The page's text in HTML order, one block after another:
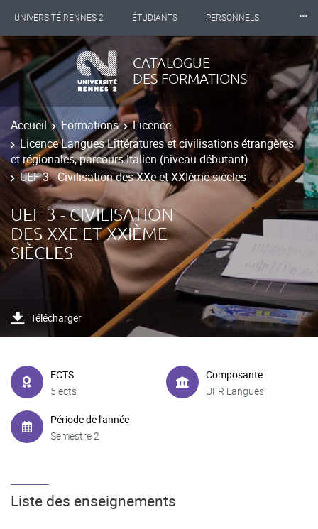
UNIVERSITÉ RENNES 2 ÉTUDIANTS PERSONNELS
INTERNATIONAL PROFESSIONNELS BIBLIOTHÈQUES
LES NOUVELLES DE RENNES 2
⸱⸱⸱
CATALOGUE
DES FORMATIONS
Accueil Formations
Licence
Licence Langues Littératures et civilisations étrangères
et régionales, parcours Italien (niveau débutant)
UEF 3 - Civilisation des XXe et XXIème siècles
UEF 3 - CIVILISATION
DES XXE ET XXIÈME
SIÈCLES
Télécharger
ECTS
5 ects
Composante
UFR Langues
Période de l'année
Semestre 2
Liste des enseignements